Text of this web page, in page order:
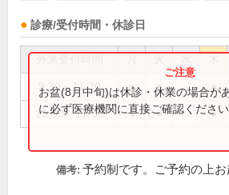
診療/受付時間・休診日
9:30～11:30 ● ● ●
15:00～17:30 ● ● ●
お盆(8月中旬)は休診・休業の場合が
に必ず医療機関に直接ご確認ください
備考: 予約制です。ご予約の上お